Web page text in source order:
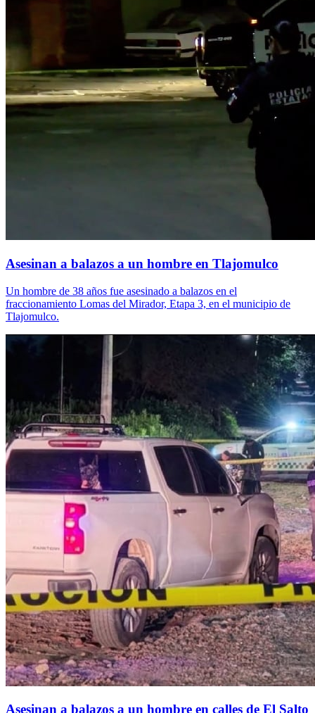
Asesinan a balazos a un hombre en Tlajomulco
Un hombre de 38 años fue asesinado a balazos en el
fraccionamiento Lomas del Mirador, Etapa 3, en el municipio de
Tlajomulco.
Asesinan a balazos a un hombre en calles de El Salto